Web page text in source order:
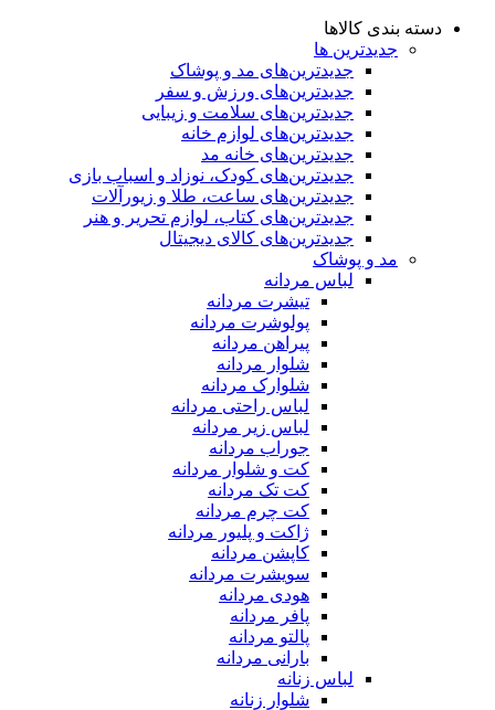
دسته بندی کالاها
جدیدترین ها
جدید‌ترین‌های مد و پوشاک
جدید‌ترین‌های ورزش و سفر
جدید‌ترین‌های سلامت و زیبایی
جدید‌ترین‌های لوازم خانه
جدیدترین‌های خانه مد
جدید‌ترین‌های کودک، نوزاد و اسباب بازی
جدید‌ترین‌های ساعت، طلا و زیورآلات
جدید‌ترین‌های کتاب، لوازم تحریر و هنر
جدید‌ترین‌های کالای دیجیتال
مد و پوشاک
لباس مردانه
تیشرت مردانه
پولوشرت مردانه
پیراهن مردانه
شلوار مردانه
شلوارک مردانه
لباس راحتی مردانه
لباس زیر مردانه
جوراب مردانه
کت و شلوار مردانه
کت تک مردانه
کت چرم مردانه
ژاکت و پلیور مردانه
کاپشن مردانه
سویشرت مردانه
هودی مردانه
پافر مردانه
پالتو مردانه
بارانی مردانه
لباس زنانه
شلوار زنانه